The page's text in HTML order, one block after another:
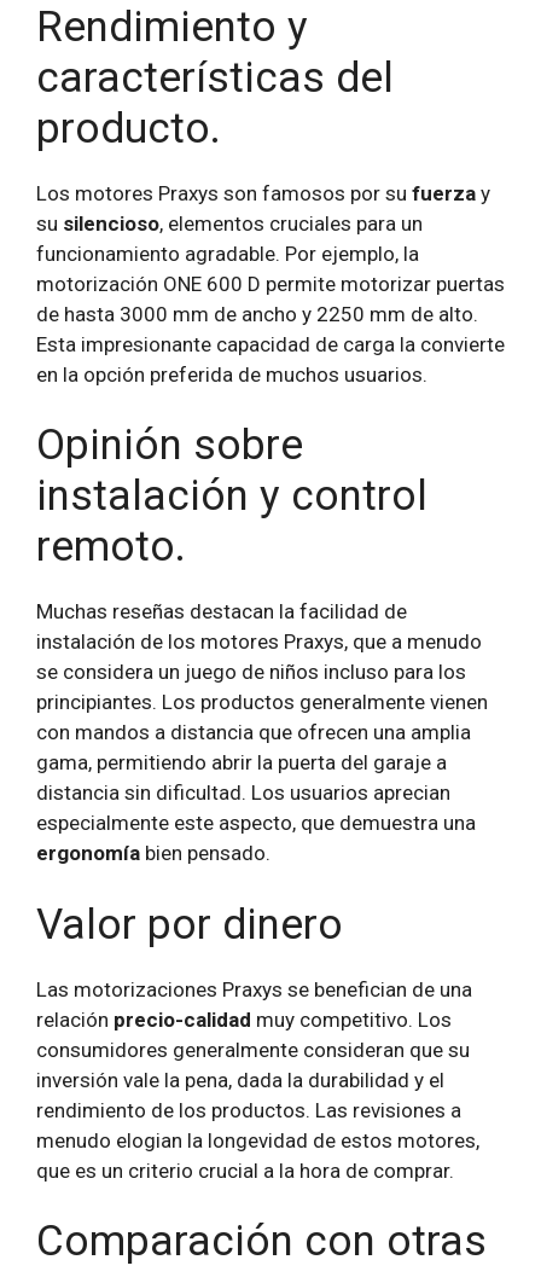
Rendimiento y
características del
producto.
Los motores Praxys son famosos por su fuerza y
su silencioso, elementos cruciales para un
funcionamiento agradable. Por ejemplo, la
motorización ONE 600 D permite motorizar puertas
de hasta 3000 mm de ancho y 2250 mm de alto.
Esta impresionante capacidad de carga la convierte
en la opción preferida de muchos usuarios.
Opinión sobre
instalación y control
remoto.
Muchas reseñas destacan la facilidad de
instalación de los motores Praxys, que a menudo
se considera un juego de niños incluso para los
principiantes. Los productos generalmente vienen
con mandos a distancia que ofrecen una amplia
gama, permitiendo abrir la puerta del garaje a
distancia sin dificultad. Los usuarios aprecian
especialmente este aspecto, que demuestra una
ergonomía bien pensado.
Valor por dinero
Las motorizaciones Praxys se benefician de una
relación precio-calidad muy competitivo. Los
consumidores generalmente consideran que su
inversión vale la pena, dada la durabilidad y el
rendimiento de los productos. Las revisiones a
menudo elogian la longevidad de estos motores,
que es un criterio crucial a la hora de comprar.
Comparación con otras